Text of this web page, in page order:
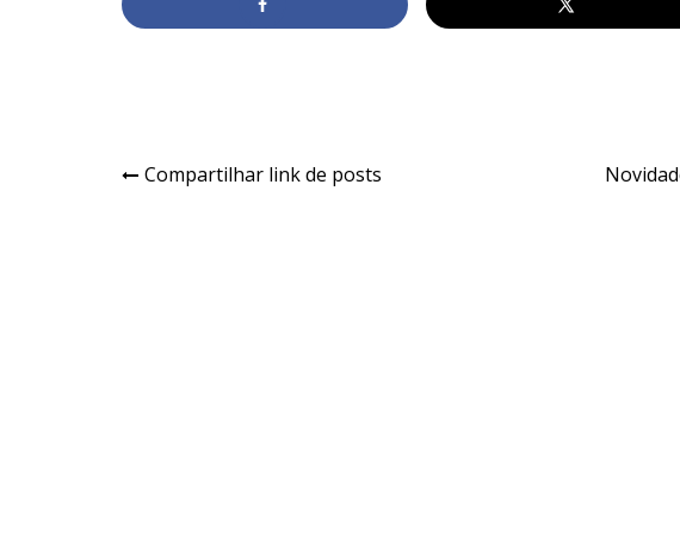
Compartilhar link de posts